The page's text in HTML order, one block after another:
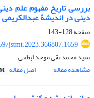
بررسی تاریخ مفهوم علم
دینی در اندیشۀ عبدالکریمی
صفحه128-143
jstmt.2023.366807.1659
سید محمد تقی موحد ابطحی
مشاهده مقاله
اصل مقاله